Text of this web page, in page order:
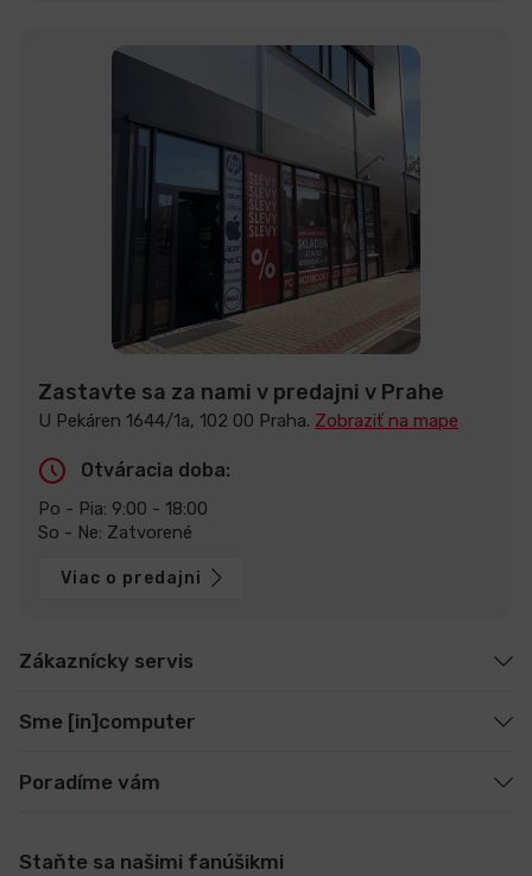
Zastavte sa za nami v predajni v Prahe
U Pekáren 1644/1a, 102 00 Praha. Zobraziť na mape
Otváracia doba:
Po - Pia: 9:00 - 18:00
So - Ne: Zatvorené
Viac o predajni
Zákaznícky servis
Sme [in]computer
Poradíme vám
Staňte sa našimi fanúšikmi